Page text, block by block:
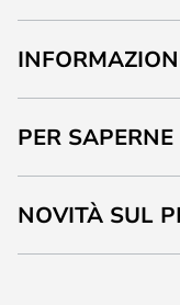
PER
NOVITÀ SUL